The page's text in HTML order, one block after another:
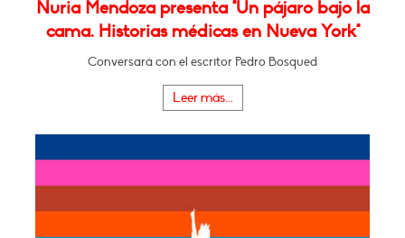
Nuria Mendoza presenta "Un pájaro bajo la
cama. Historias médicas en Nueva York"
Conversará con el escritor Pedro Bosqued
Leer más...